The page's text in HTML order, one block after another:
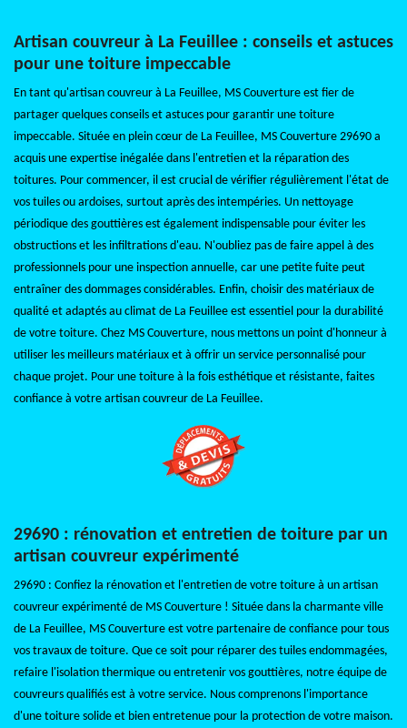
Artisan couvreur à La Feuillee : conseils et astuces
pour une toiture impeccable
En tant qu'artisan couvreur à La Feuillee, MS Couverture est fier de
partager quelques conseils et astuces pour garantir une toiture
impeccable. Située en plein cœur de La Feuillee, MS Couverture 29690 a
acquis une expertise inégalée dans l'entretien et la réparation des
toitures. Pour commencer, il est crucial de vérifier régulièrement l'état de
vos tuiles ou ardoises, surtout après des intempéries. Un nettoyage
périodique des gouttières est également indispensable pour éviter les
obstructions et les infiltrations d'eau. N'oubliez pas de faire appel à des
professionnels pour une inspection annuelle, car une petite fuite peut
entraîner des dommages considérables. Enfin, choisir des matériaux de
qualité et adaptés au climat de La Feuillee est essentiel pour la durabilité
de votre toiture. Chez MS Couverture, nous mettons un point d'honneur à
utiliser les meilleurs matériaux et à offrir un service personnalisé pour
chaque projet. Pour une toiture à la fois esthétique et résistante, faites
confiance à votre artisan couvreur de La Feuillee.
29690 : rénovation et entretien de toiture par un
artisan couvreur expérimenté
29690 : Confiez la rénovation et l'entretien de votre toiture à un artisan
couvreur expérimenté de MS Couverture ! Située dans la charmante ville
de La Feuillee, MS Couverture est votre partenaire de confiance pour tous
vos travaux de toiture. Que ce soit pour réparer des tuiles endommagées,
refaire l'isolation thermique ou entretenir vos gouttières, notre équipe de
couvreurs qualifiés est à votre service. Nous comprenons l'importance
d'une toiture solide et bien entretenue pour la protection de votre maison.